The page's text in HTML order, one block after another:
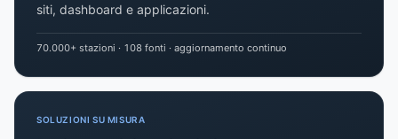
siti, dashboard e applicazioni.
70.000+ stazioni · 108 fonti · aggiornamento continuo
SOLUZIONI SU MISURA